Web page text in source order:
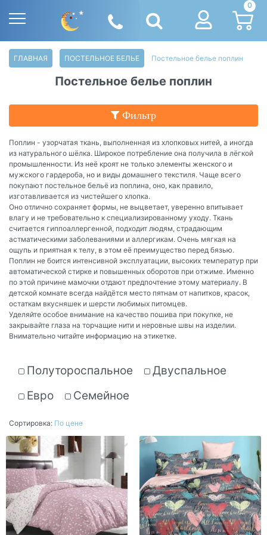
0
ГЛАВНАЯ ПОСТЕЛЬНОЕ БЕЛЬЕ Постельное белье поплин
Постельное белье поплин
Фильтр
Поплин - узорчатая ткань, выполненная из хлопковых нитей, а иногда
из натурального шёлка. Широкое потребление она получила в лёгкой
промышленности. Из неё кроят не только элементы женского и
мужского гардероба, но и виды домашнего текстиля. Чаще всего
покупают постельное бельё из поплина, оно, как правило,
изготавливается из чистейшего хлопка.
Оно отлично сохраняет формы, не выцветает, уверенно впитывает
влагу и не требовательно к специализированному уходу. Ткань
считается гиппоаллергенной, подходит людям, страдающим
астматическими заболеваниями и аллергикам. Очень мягкая на
ощупь и приятная к телу, в этом её преимущество перед бязью.
Поплин не боится интенсивной эксплуатации, высоких температур при
автоматической стирке и повышенных оборотов при отжиме. Именно
по этой причине мамочки отдают предпочтение этому материалу. В
детской комнате всегда найдётся место пятнам от напитков, красок,
остаткам вкусняшек и шерсти любимых питомцев.
Уделяйте особое внимание на качество пошива при покупке, не
закрывайте глаза на торчащие нити и неровные швы на изделии.
Внимательно читайте информацию на этикетке.
Полутороспальное
Двуспальное
Евро
Семейное
Сортировка: По цене